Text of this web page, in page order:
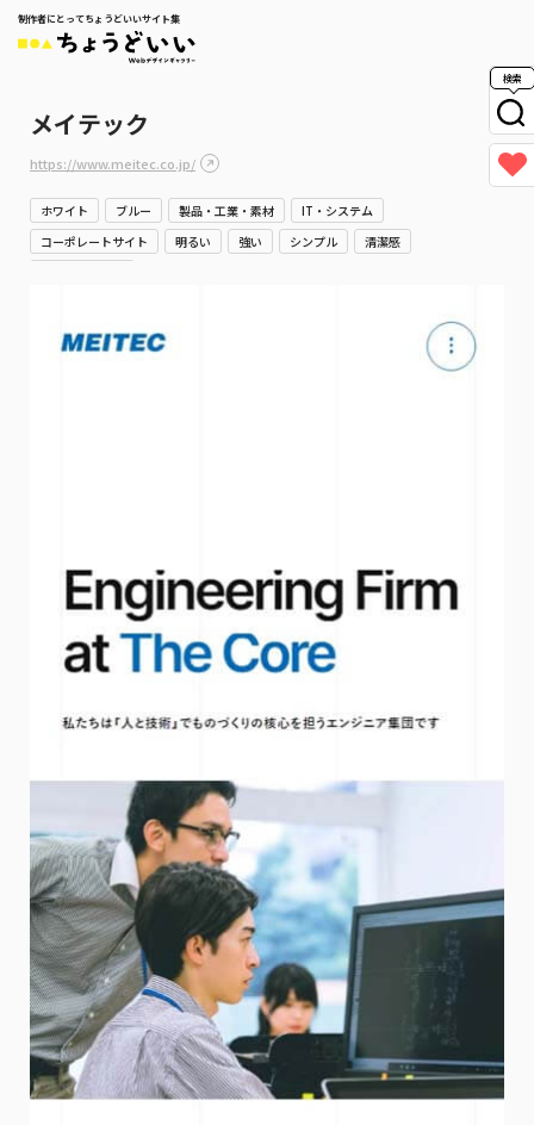
制作者にとってちょうどいいサイト集
検索
メイテック
https://www.meitec.co.jp/
ホワイト ブルー 製品・工業・素材
IT・システム
コーポレートサイト
明るい 強い シンプル
清潔感